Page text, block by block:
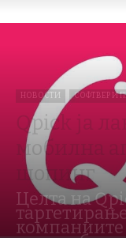
НОВОСТИ СОФТВЕР И
Qpick ја
мобилна
шопинг
Целта на
компаниите